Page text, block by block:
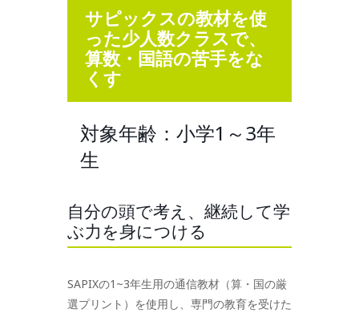
サピックスの教材を使
った少人数クラスで、
算数・国語の苦手をな
くす
対象年齢：小学1～3年
生
自分の頭で考え、継続して学
ぶ力を身につける
SAPIXの1~3年生用の通信教材（算・国の厳
選プリント）を使用し、専門の教育を受けた